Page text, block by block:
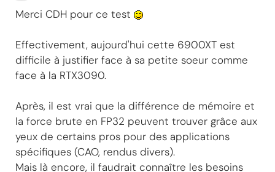
Merci CDH pour ce test
Effectivement, aujourd'hui cette 6900XT est
difficile à justifier face à sa petite soeur comme
face à la RTX3090.
Après, il est vrai que la différence de mémoire et
la force brute en FP32 peuvent trouver grâce aux
yeux de certains pros pour des applications
spécifiques (CAO, rendus divers).
Mais là encore, il faudrait connaître les besoins